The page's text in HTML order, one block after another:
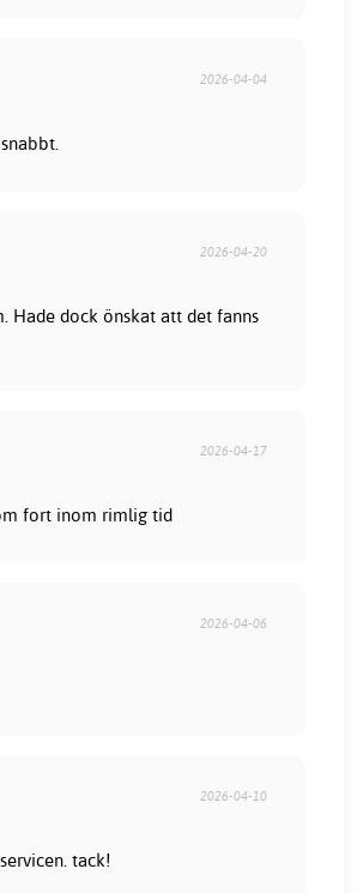
2026-04-04
2026-04-20
Hade dock önskat att det fanns
2026-04-17
fort inom rimlig tid
2026-04-06
2026-04-10
tack!